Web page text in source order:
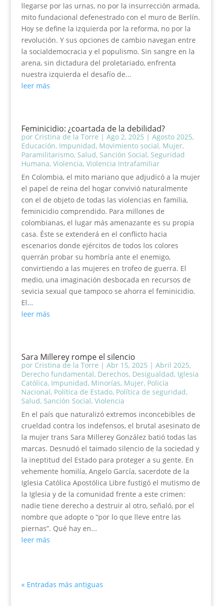
llegarse por las urnas, no por la insurrección armada,
mito fundacional defenestrado con el muro de Berlín.
Hoy se define la izquierda por la reforma, no por la
revolución. Y sus opciones de cambio navegan entre
la socialdemocracia y el populismo. Sin sangre en la
arena, sin dictadura del proletariado, enfrenta
nuestra izquierda el desafío de...
leer más
Feminicidio: ¿coartada de la debilidad?
por Cristina de la Torre | Ago 2, 2025 | Agosto 2025,
Educación, Impunidad, Movimiento social, Mujer,
Paramilitarismo, Salud, Sanción Social, Seguridad
Humana, Violencia, Violencia Intrafamiliar
En Colombia, el mito mariano que adjudicó a la mujer
el papel de reina del hogar convivió naturalmente
con el de objeto de todas las violencias en familia,
feminicidio comprendido. Para millones de
colombianas, el lugar más amenazante es su propia
casa. Éste se extenderá en el conflicto hacia
escenarios donde ejércitos de todos los colores
querrán probar su hombría ante el enemigo,
convirtiendo a las mujeres en trofeo de guerra. El
medio, una imaginación desbocada en recursos de
sevicia sexual que tampoco se ahorra el feminicidio.
El...
leer más
Sara Millerey rompe el silencio
por Cristina de la Torre | Abr 15, 2025 | Abril 2025,
Derecho fundamental, Derechos, Desigualdad, Iglesia
Católica, Impunidad, Minorías, Mujer, Policía
Nacional, Política de Estado, Política de seguridad,
Salud, Sanción Social, Violencia
En el país que naturalizó extremos inconcebibles de
crueldad contra los indefensos, el brutal asesinato de
la mujer trans Sara Millerey González batió todas las
marcas. Desnudó el taimado silencio de la sociedad y
la ineptitud del Estado para proteger a su gente. En
vehemente homilía, Angelo García, sacerdote de la
Iglesia Católica Apostólica Libre fustigó el mutismo de
la Iglesia y de la comunidad frente a este crimen:
nadie tiene derecho a destruir al otro, señaló, por el
nombre que adopte o “por lo que lleve entre las
piernas”. Qué hay en...
leer más
« Entradas más antiguas